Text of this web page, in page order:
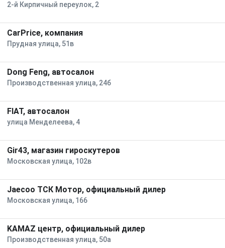
2-й Кирпичный переулок, 2
CarPrice, компания
Прудная улица, 51в
Dong Feng, автосалон
Производственная улица, 24б
FIAT, автосалон
улица Менделеева, 4
Gir43, магазин гироскутеров
Московская улица, 102в
Jaecoo ТСК Мотор, официальный дилер
Московская улица, 166
KAMAZ центр, официальный дилер
Производственная улица, 50а